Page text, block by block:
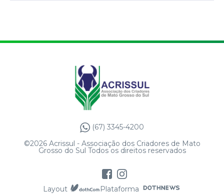
(67) 3345-4200
©2026 Acrissul - Associação dos Criadores de Mato
Grosso do Sul Todos os direitos reservados
Layout Plataforma